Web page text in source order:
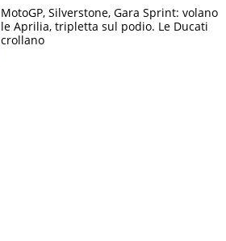
MotoGP, Silverstone, Gara Sprint: volano
le Aprilia, tripletta sul podio. Le Ducati
crollano